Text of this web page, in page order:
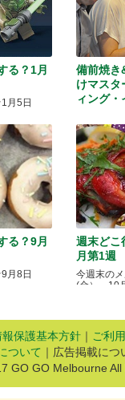
る？1月
月5日
備前焼き
けマスタ
ィング・
Quality
る？9月
月8日
週末どこ
月第1週
今週末の
(金）～10
保護基本方針 ｜ ご利
ついて ｜広告掲載につ
GO GO Melbourne All